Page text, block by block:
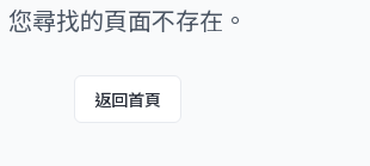
您尋找的頁面不存在。
返回首頁